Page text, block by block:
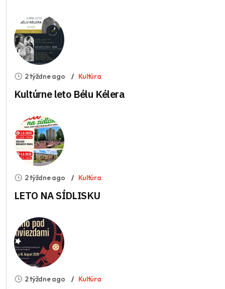
2 týždne ago Kultúra
Kultúrne leto Bélu Kélera
2 týždne ago Kultúra
LETO NA SÍDLISKU
2 týždne ago Kultúra